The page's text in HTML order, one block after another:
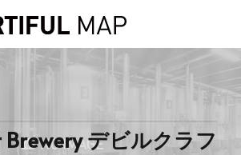
デビルクラフ